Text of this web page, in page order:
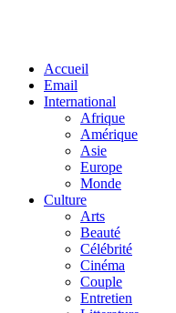
Accueil
Email
International
Afrique
Amérique
Asie
Europe
Monde
Culture
Arts
Beauté
Célébrité
Cinéma
Couple
Entretien